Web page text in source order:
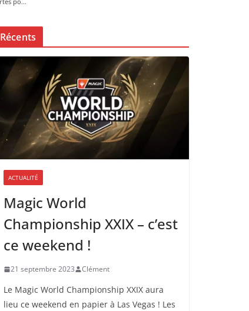
Récents
ACTUALITÉ
Magic World
Championship XXIX – c’est
ce weekend !
21 septembre 2023 Clément
Le Magic World Championship XXIX aura
lieu ce weekend en papier à Las Vegas ! Les